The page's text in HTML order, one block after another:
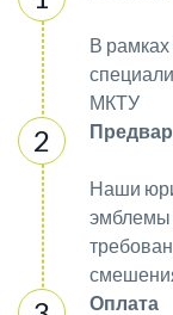
В рамках
МКТУ
Наши
эмблемы
Оплата